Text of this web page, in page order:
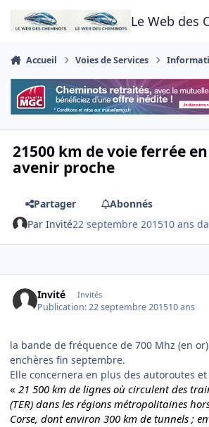
Aller au contenu
Le Web des
Accueil Voies de Services
21500 km de voie ferrée
avenir proche
Partager
Abonnés
ParInvité22 septembre 201510 ans
Invité Invités
Publication:22 septembre 201510 ans
la bande de fréquence de 700 Mhz (en
enchères fin septembre.
Elle concernera en plus des autoroutes
« 21 500 km de lignes où circulent des
(TER) dans les régions métropolitaines
Corse, dont environ 300 km de tunnels ;